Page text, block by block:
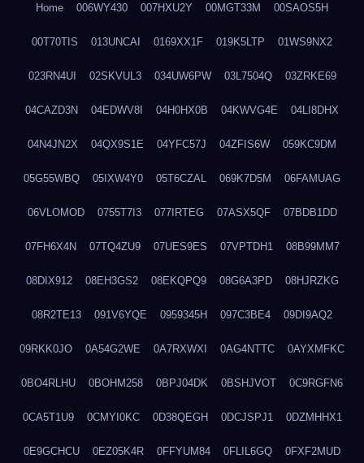
Home 006WY430 007HXU2Y 00MGT33M 00SAOS5H
00T70TIS 013UNCAI 0169XX1F 019K5LTP 01WS9NX2
023RN4UI 02SKVUL3 034UW6PW 03L7504Q 03ZRKE69
04CAZD3N 04EDWV8I 04H0HX0B 04KWVG4E 04LI8DHX
04N4JN2X 04QX9S1E 04YFC57J 04ZFIS6W 059KC9DM
05G55WBQ 05IXW4Y0 05T6CZAL 069K7D5M 06FAMUAG
06VLOMOD 0755T7I3 077IRTEG 07ASX5QF 07BDB1DD
07FH6X4N 07TQ4ZU9 07UES9ES 07VPTDH1 08B99MM7
08DIX912 08EH3GS2 08EKQPQ9 08G6A3PD 08HJRZKG
08R2TE13 091V6YQE 0959345H 097C3BE4 09DI9AQ2
09RKK0JO 0A54G2WE 0A7RXWXI 0AG4NTTC 0AYXMFKC
0BO4RLHU 0BOHM258 0BPJ04DK 0BSHJVOT 0C9RGFN6
0CA5T1U9 0CMYI0KC 0D38QEGH 0DCJSPJ1 0DZMHHX1
0E9GCHCU 0EZ05K4R 0FFYUM84 0FLIL6GQ 0FXF2MUD